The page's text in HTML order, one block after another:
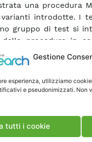
Gestione
esperienza, utilizziamo
e pseudonimizzati. Non
tutti i cookie
una procedura
introdotte. I
gruppo di test si
procedura in
ed
dell’energia per
paragonabili a
si è usata
Zone della Rete
partendo da